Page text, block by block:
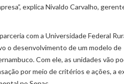
explica Nivaldo Carvalho,
com a Universidade Federal
o desenvolvimento de um modelo de
Com ele, as unidades vão
por meio de critérios e ações, a